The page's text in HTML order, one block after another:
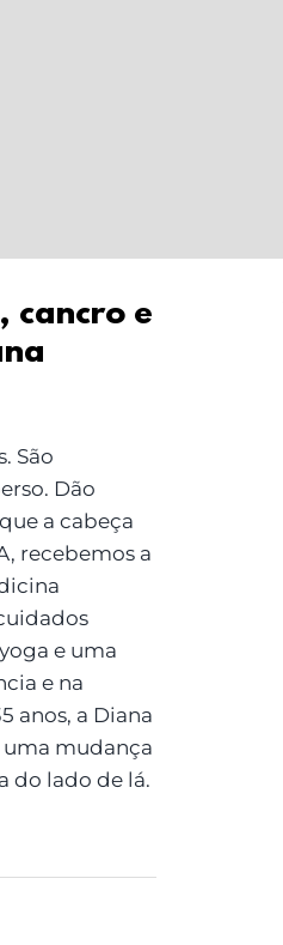
cancro e
São
Dão
a cabeça
recebemos a
e uma
e na
anos, a Diana
mudança
do lado de lá.